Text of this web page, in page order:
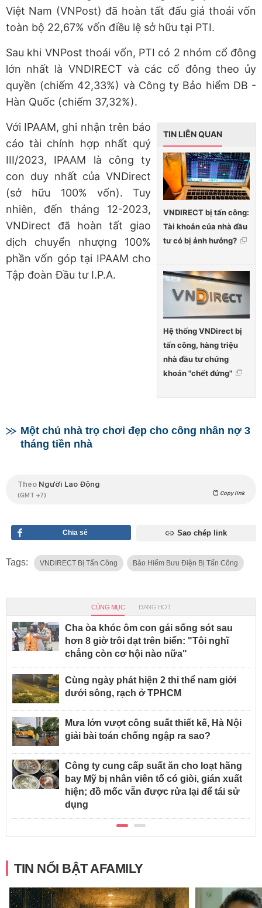
Việt Nam (VNPost) đã hoàn tất đấu giá thoái vốn
toàn bộ 22,67% vốn điều lệ sở hữu tại PTI.
Sau khi VNPost thoái vốn, PTI có 2 nhóm cổ đông
lớn nhất là VNDIRECT và các cổ đông theo ủy
quyền (chiếm 42,33%) và Công ty Bảo hiểm DB -
Hàn Quốc (chiếm 37,32%).
TIN LIÊN QUAN
VNDIRECT bị tấn công:
Tài khoản của nhà đầu
tư có bị ảnh hưởng?
Hệ thống VNDirect bị
tấn công, hàng triệu
nhà đầu tư chứng
khoán "chết đứng"
Với IPAAM, ghi nhận trên báo
cáo tài chính hợp nhất quý
III/2023, IPAAM là công ty
con duy nhất của VNDirect
(sở hữu 100% vốn). Tuy
nhiên, đến tháng 12-2023,
VNDirect đã hoàn tất giao
dịch chuyển nhượng 100%
phần vốn góp tại IPAAM cho
Tập đoàn Đầu tư I.P.A.
Một chủ nhà trọ chơi đẹp cho công nhân nợ 3
tháng tiền nhà
Theo Người Lao Động
(GMT +7) Copy link
Chia sẻ Sao chép link
Tags: VNDIRECT Bị Tấn Công Bảo Hiểm Bưu Điện Bị Tấn Công
CÙNG MỤC ĐANG HOT
Cha òa khóc ôm con gái sống sót sau
hơn 8 giờ trôi dạt trên biển: "Tôi nghĩ
chẳng còn cơ hội nào nữa"
Cùng ngày phát hiện 2 thi thể nam giới
dưới sông, rạch ở TPHCM
Mưa lớn vượt công suất thiết kế, Hà Nội
giải bài toán chống ngập ra sao?
Công ty cung cấp suất ăn cho loạt hãng
bay Mỹ bị nhân viên tố có giòi, gián xuất
hiện; đồ mốc vẫn được rửa lại để tái sử
dụng
TIN NỔI BẬT AFAMILY